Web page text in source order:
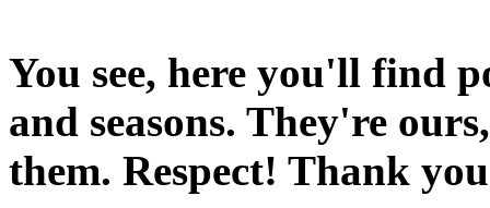
You see, here you'll find
and seasons. They're
them. Respect! Thank